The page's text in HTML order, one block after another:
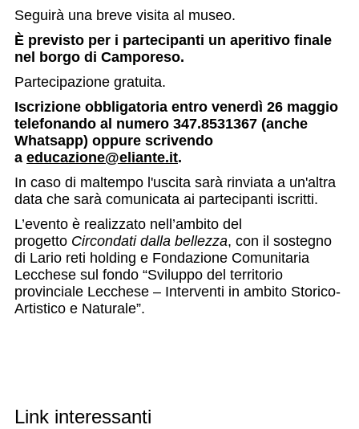
Seguirà una breve visita al museo.
È previsto per i partecipanti un aperitivo finale
nel borgo di Camporeso.
Partecipazione gratuita.
Iscrizione obbligatoria entro venerdì 26 maggio
telefonando al numero 347.8531367 (anche
Whatsapp) oppure scrivendo
a educazione@eliante.it.
In caso di maltempo l'uscita sarà rinviata a un'altra
data che sarà comunicata ai partecipanti iscritti.
L’evento è realizzato nell’ambito del
progetto Circondati dalla bellezza, con il sostegno
di Lario reti holding e Fondazione Comunitaria
Lecchese sul fondo “Sviluppo del territorio
provinciale Lecchese – Interventi in ambito Storico-
Artistico e Naturale”.
Link interessanti